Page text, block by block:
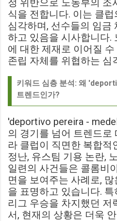
식을 전합니다. 이는 클
심각하며, 선수들의 임금
하고 있음을 시사합니다.
에 대한 제재로 이어질
존립 자체를 위협하는 심
키워드 심층 분석: 왜
트렌드인가?
'deportivo pereira -
의 경기를 넘어 트렌드로
라 클럽이 직면한 복합적
정난, 유스팀 기용 논란,
일련의 사건들은 콜롬비
면을 보여주는 사례로,
을 표명하고 있습니다.
리그 우승을 차지했던 저
서, 현재의 상황은 더욱